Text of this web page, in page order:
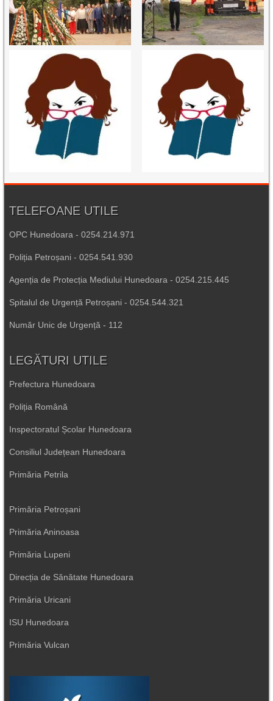
TELEFOANE UTILE
OPC Hunedoara - 0254.214.971
Poliția Petroșani - 0254.541.930
Agenția de Protecția Mediului Hunedoara - 0254.215.445
Spitalul de Urgență Petroșani - 0254.544.321
Număr Unic de Urgență - 112
LEGĂTURI UTILE
Prefectura Hunedoara
Poliția Română
Inspectoratul Școlar Hunedoara
Consiliul Județean Hunedoara
Primăria Petrila
Primăria Petroșani
Primăria Aninoasa
Primăria Lupeni
Direcția de Sănătate Hunedoara
Primăria Uricani
ISU Hunedoara
Primăria Vulcan